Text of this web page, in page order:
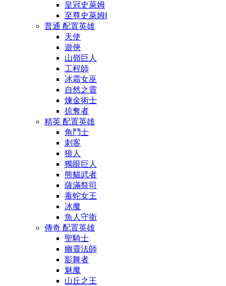
皇冠史萊姆
至尊史萊姆Ⅰ
普通 配置英雄
天使
遊俠
山嶺巨人
工程師
冰霜女巫
自然之靈
煉金術士
掠奪者
精英 配置英雄
角鬥士
刺客
狼人
獨眼巨人
熊貓武者
薩滿祭司
毒蛇女王
冰魔
魚人守衛
傳奇 配置英雄
聖騎士
幽靈法師
影舞者
魅魔
山丘之王